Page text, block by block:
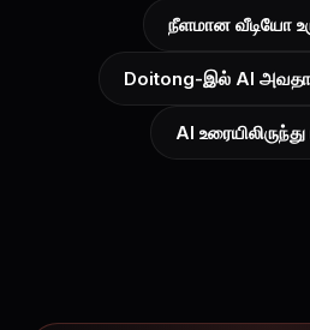
நீளமான வீடியோ
Doitong-இல் AI
AI